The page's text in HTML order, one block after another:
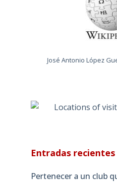
José Antonio López
Entradas recientes
Pertenecer a un club